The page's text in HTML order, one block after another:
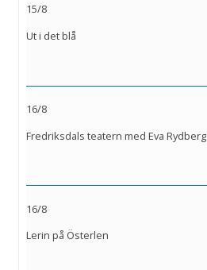
15/8
Ut i det blå
16/8
Fredriksdals teatern med Eva Rydberg
16/8
Lerin på Österlen